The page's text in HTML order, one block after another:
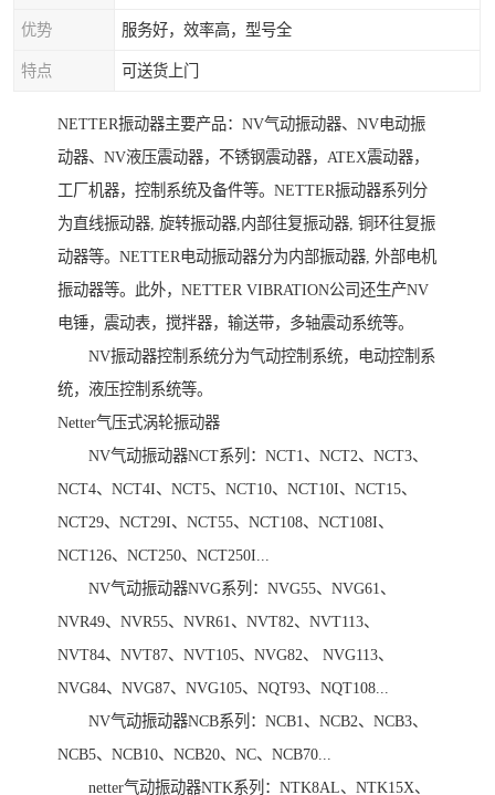
优势 服务好，效率高，型号全
特点 可送货上门
NETTER振动器主要产品：NV气动振动器、NV电动振
动器、NV液压震动器，不锈钢震动器，ATEX震动器，
工厂机器，控制系统及备件等。NETTER振动器系列分
为直线振动器, 旋转振动器,内部往复振动器, 铜环往复振
动器等。NETTER电动振动器分为内部振动器, 外部电机
振动器等。此外，NETTER VIBRATION公司还生产NV
电锤，震动表，搅拌器，输送带，多轴震动系统等。
NV振动器控制系统分为气动控制系统，电动控制系
统，液压控制系统等。
Netter气压式涡轮振动器
NV气动振动器NCT系列：NCT1、NCT2、NCT3、
NCT4、NCT4I、NCT5、NCT10、NCT10I、NCT15、
NCT29、NCT29I、NCT55、NCT108、NCT108I、
NCT126、NCT250、NCT250I...
NV气动振动器NVG系列：NVG55、NVG61、
NVR49、NVR55、NVR61、NVT82、NVT113、
NVT84、NVT87、NVT105、NVG82、 NVG113、
NVG84、NVG87、NVG105、NQT93、NQT108...
NV气动振动器NCB系列：NCB1、NCB2、NCB3、
NCB5、NCB10、NCB20、NC、NCB70...
netter气动振动器NTK系列：NTK8AL、NTK15X、